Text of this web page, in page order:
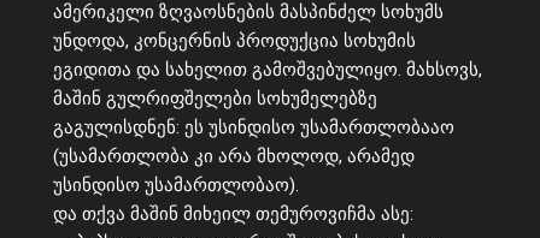
ამერიკელი ზღვაოსნების მასპინძელ სოხუმს
უნდოდა, კონცერნის პროდუქცია სოხუმის
ეგიდითა და სახელით გამოშვებულიყო. მახსოვს,
მაშინ გულრიფშელები სოხუმელებზე
გაგულისდნენ: ეს უსინდისო უსამართლობააო
(უსამართლობა კი არა მხოლოდ, არამედ
უსინდისო უსამართლობაო).
და თქვა მაშინ მიხეილ თემუროვიჩმა ასე: